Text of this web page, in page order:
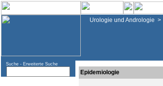
Urologie und Andrologie >
Suche - Erweiterte Suche
Epidemiologie